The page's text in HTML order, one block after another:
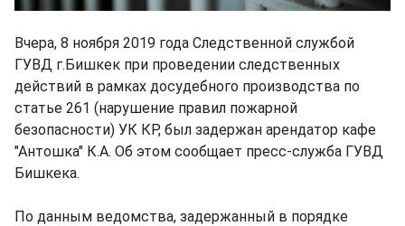
Вчера, 8 ноября 2019 года Следственной службой
ГУВД г.Бишкек при проведении следственных
действий в рамках досудебного производства по
статье 261 (нарушение правил пожарной
безопасности) УК КР, был задержан арендатор кафе
"Антошка" К.А. Об этом сообщает пресс-служба ГУВД
Бишкека.
По данным ведомства, задержанный в порядке